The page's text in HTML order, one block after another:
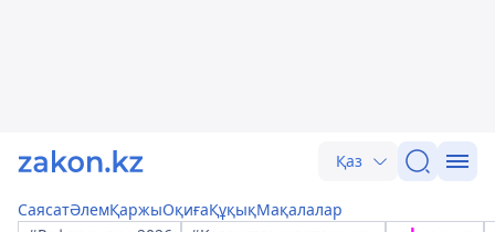
Қаз
СаясатӘлемҚаржыОқиғаҚұқықМақалалар